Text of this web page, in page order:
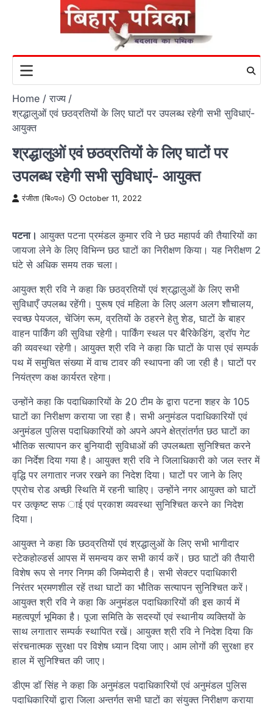
Home
राज्य
श्रद्धालुओं एवं छठव्रतियों के लिए घाटों पर उपलब्ध रहेगी सभी सुविधाएं-
आयुक्त
श्रद्धालुओं एवं छठव्रतियों के लिए घाटों पर
उपलब्ध रहेगी सभी सुविधाएं- आयुक्त
रंजीता (बि०प०) October 11, 2022
पटना। आयुक्त पटना प्रमंडल कुमार रवि ने छठ महापर्व की तैयारियों का
जायजा लेने के लिए विभिन्न छठ घाटों का निरीक्षण किया। यह निरीक्षण 2
घंटे से अधिक समय तक चला।
आयुक्त श्री रवि ने कहा कि छठव्रतियों एवं श्रद्धालुओं के लिए सभी
सुविधाएँ उपलब्ध रहेंगी। पुरूष एवं महिला के लिए अलग अलग शौचालय,
स्वच्छ पेयजल, चेंजिंग रूम, व्रतियों के ठहरने हेतु शेड, घाटों के बाहर
वाहन पार्किंग की सुविधा रहेगी। पार्किंग स्थल पर बैरिकेडिंग, ड्रॉप गेट
की व्यवस्था रहेगी। आयुक्त श्री रवि ने कहा कि घाटों के पास एवं सम्पर्क
पथ में समुचित संख्या में वाच टावर की स्थापना की जा रही है। घाटों पर
नियंत्रण कक्ष कार्यरत रहेगा।
उन्होंने कहा कि पदाधिकारियों के 20 टीम के द्वारा पटना शहर के 105
घाटों का निरीक्षण कराया जा रहा है। सभी अनुमंडल पदाधिकारियों एवं
अनुमंडल पुलिस पदाधिकारियों को अपने अपने क्षेत्रांतर्गत छठ घाटों का
भौतिक सत्यापन कर बुनियादी सुविधाओं की उपलब्धता सुनिश्चित करने
का निर्देश दिया गया है। आयुक्त श्री रवि ने जिलाधिकारी को जल स्तर में
वृद्धि पर लगातार नजर रखने का निदेश दिया। घाटों पर जाने के लिए
एप्रोच रोड अच्छी स्थिति में रहनी चाहिए। उन्होंने नगर आयुक्त को घाटों
पर उत्कृष्ट सफ ाई एवं प्रकाश व्यवस्था सुनिश्चित करने का निदेश
दिया।
आयुक्त ने कहा कि छठव्रतियों एवं श्रद्धालुओं के लिए सभी भागीदार
स्टेकहोल्डर्स आपस में समन्वय कर सभी कार्य करें। छठ घाटों की तैयारी
विशेष रूप से नगर निगम की जिम्मेदारी है। सभी सेक्टर पदाधिकारी
निरंतर भ्रमणशील रहें तथा घाटों का भौतिक सत्यापन सुनिश्चित करें।
आयुक्त श्री रवि ने कहा कि अनुमंडल पदाधिकारियों की इस कार्य में
महत्वपूर्ण भूमिका है। पूजा समिति के सदस्यों एवं स्थानीय व्यक्तियों के
साथ लगातार सम्पर्क स्थापित रखें। आयुक्त श्री रवि ने निदेश दिया कि
संरचनात्मक सुरक्षा पर विशेष ध्यान दिया जाए। आम लोगों की सुरक्षा हर
हाल में सुनिश्चित की जाए।
डीएम डॉ सिंह ने कहा कि अनुमंडल पदाधिकारियों एवं अनुमंडल पुलिस
पदाधिकारियों द्वारा जिला अन्तर्गत सभी घाटों का संयुक्त निरीक्षण कराया